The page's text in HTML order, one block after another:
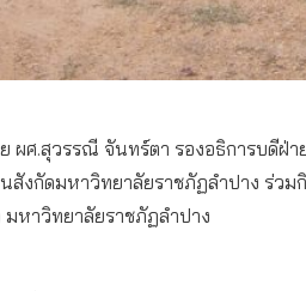
ผศ.สุวรรณี จันทร์ตา รองอธิการบดี
งกัดมหาวิทยาลัยราชภัฏลำปาง ร่ว
หาวิทยาลัยราชภัฏลำปาง